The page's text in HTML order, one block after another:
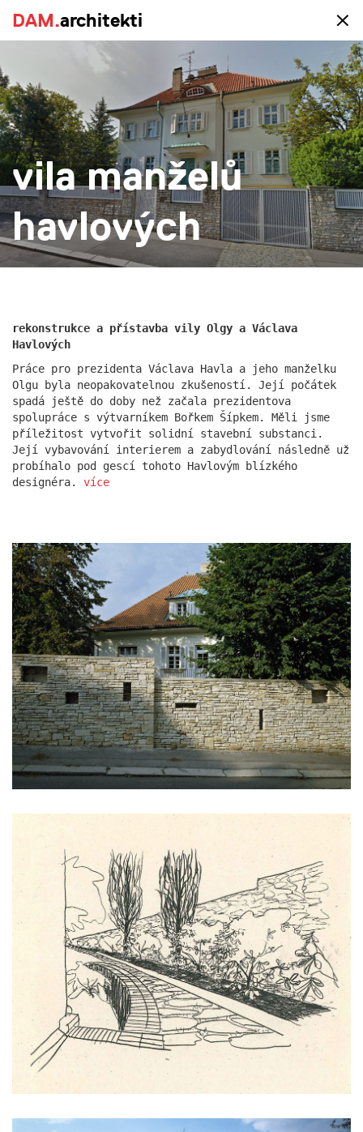
DAM.architekti
portfolio
vše realizace studie
novostavba
rekonstrukce
větší menší více
rezidence escape
červeňák
klášter sv. gabriel
nová zbrojovka blok g
DAM.architekti
vila manželů
havlových
rekonstrukce a přístavba vily Olgy a Václava
Havlových
Práce pro prezidenta Václava Havla a jeho manželku
Olgu byla neopakovatelnou zkušeností. Její počátek
spadá ještě do doby než začala prezidentova
spolupráce s výtvarníkem Bořkem Šípkem. Měli jsme
příležitost vytvořit solidní stavební substanci.
Její vybavování interierem a zabydlování následně už
probíhalo pod gescí tohoto Havlovým blízkého
designéra. více